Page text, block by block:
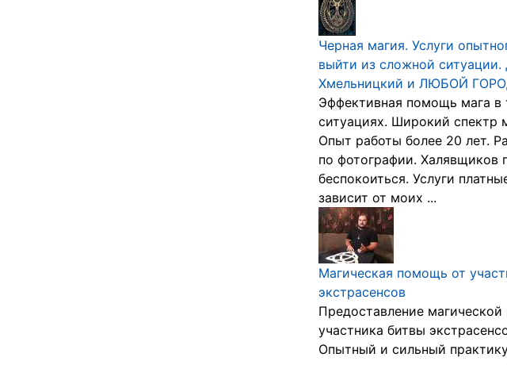
Черная магия. Услуги
выйти из сложной ситуации.
Хмельницкий и ЛЮБОЙ
Эффективная помощь мага в
ситуациях. Широкий спектр
Опыт работы более 20 лет.
по фотографии. Халявщиков
беспокоиться. Услуги
зависит от моих ...
Магическая помощь от
экстрасенсов
Предоставление
участника битвы
Опытный и сильный